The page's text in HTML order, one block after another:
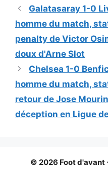
Galatasaray 1-0
homme du match,
penalty de Victor
doux d'Arne Slot
Chelsea 1-0
homme du match,
retour de Jose
déception en Ligue
© 2026 Foot d'avant